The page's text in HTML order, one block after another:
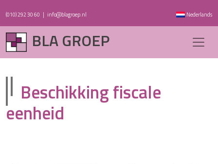
(010) 292 30 60 | info@blagroep.nl Nederlands
BLA GROEP
Beschikking fiscale
eenheid